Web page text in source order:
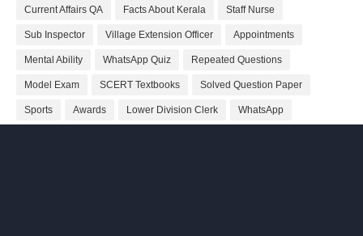
Current Affairs QA Facts About Kerala Staff Nurse
Sub Inspector Village Extension Officer Appointments
Mental Ability WhatsApp Quiz Repeated Questions
Model Exam SCERT Textbooks Solved Question Paper
Sports Awards Lower Division Clerk WhatsApp